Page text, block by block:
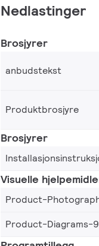
Nedlastinger
Brosjyrer
anbudstekst
Produktbrosjyre
Brosjyrer
Visuelle
Product-
Product-Diagrams-